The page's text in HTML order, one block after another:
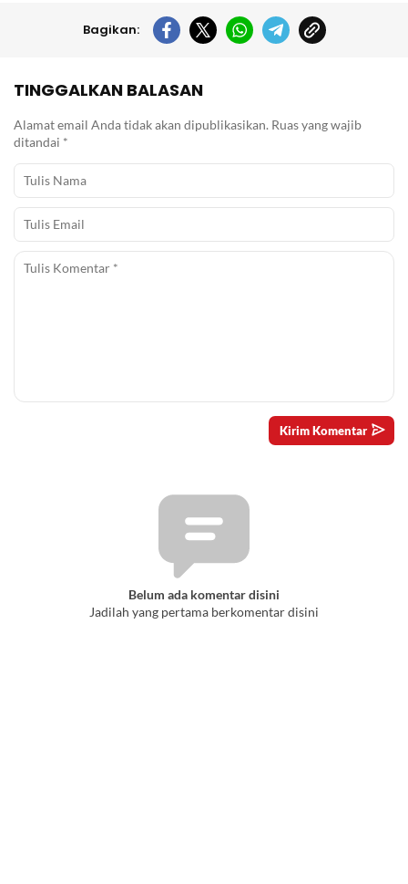
Bagikan:
TINGGALKAN BALASAN
Alamat email Anda tidak akan dipublikasikan. Ruas yang wajib
ditandai *
Belum ada komentar disini
Jadilah yang pertama berkomentar disini